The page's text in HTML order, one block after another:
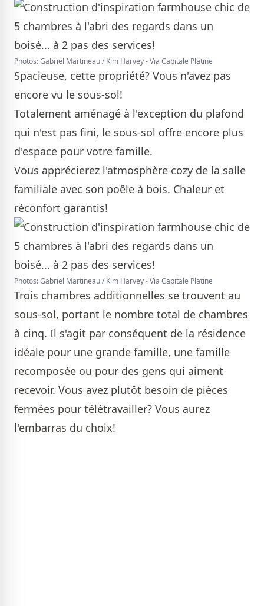
Photos: Gabriel Martineau / Kim Harvey - Via Capitale Platine
Spacieuse, cette propriété? Vous n'avez pas
encore vu le sous-sol!
Totalement aménagé à l'exception du plafond
qui n'est pas fini, le sous-sol offre encore plus
d'espace pour votre famille.
Vous apprécierez l'atmosphère cozy de la salle
familiale avec son poêle à bois. Chaleur et
réconfort garantis!
Photos: Gabriel Martineau / Kim Harvey - Via Capitale Platine
Trois chambres additionnelles se trouvent au
sous-sol, portant le nombre total de chambres
à cinq. Il s'agit par conséquent de la résidence
idéale pour une grande famille, une famille
recomposée ou pour des gens qui aiment
recevoir. Vous avez plutôt besoin de pièces
fermées pour télétravailler? Vous aurez
l'embarras du choix!